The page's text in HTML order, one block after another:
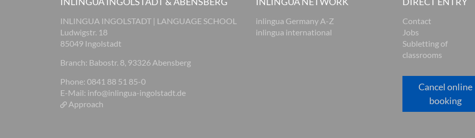
INLINGUA INGOLSTADT | LANGUAGE SCHOOL
Ludwigstr. 18
85049 Ingolstadt
Branch: Babostr. 8, 93326 Abensberg
Phone: 0841 88 51 85-0
E-Mail: info@inlingua-ingolstadt.de
Approach
inlingua Germany A-Z
inlingua international
Contact
Jobs
Subletting of
classrooms
Cancel online
booking